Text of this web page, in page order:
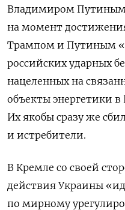
Владимиром
на момент
Трампом и Путиным
российских ударных
нацеленных на
объекты энергетики в
Их якобы сразу же
и истребители.
В Кремле со своей
действия Украины
по мирному